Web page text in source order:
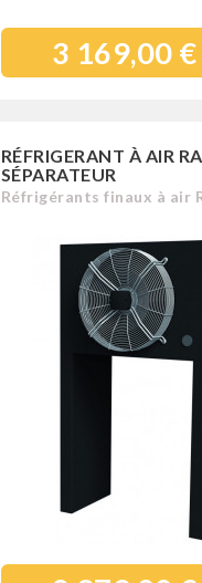
3 169,00 €
RÉFRIGERANT À AIR
SÉPARATEUR
Réfrigérants finaux à air